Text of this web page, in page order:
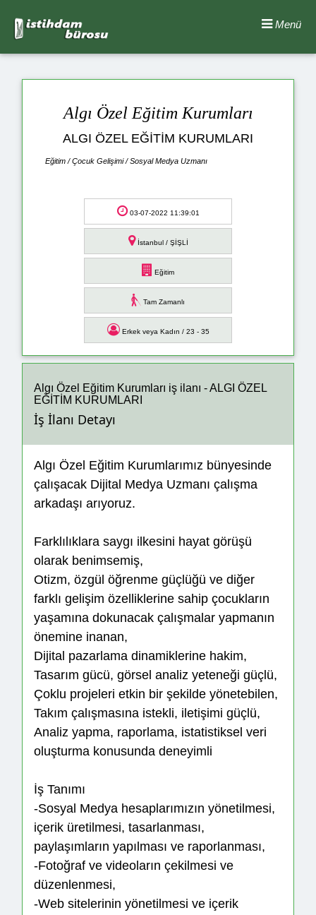
Menü
Algı Özel Eğitim Kurumları
ALGI ÖZEL EĞİTİM KURUMLARI
Eğitim / Çocuk Gelişimi / Sosyal Medya Uzmanı
03-07-2022 11:39:01
İstanbul / ŞİŞLİ
Eğitim
Tam Zamanlı
Erkek veya Kadın / 23 - 35
Algı Özel Eğitim Kurumları iş ilanı - ALGI ÖZEL
EĞİTİM KURUMLARI
İş İlanı Detayı
Algı Özel Eğitim Kurumlarımız bünyesinde
çalışacak Dijital Medya Uzmanı çalışma
arkadaşı arıyoruz.
Farklılıklara saygı ilkesini hayat görüşü
olarak benimsemiş,
Otizm, özgül öğrenme güçlüğü ve diğer
farklı gelişim özelliklerine sahip çocukların
yaşamına dokunacak çalışmalar yapmanın
önemine inanan,
Dijital pazarlama dinamiklerine hakim,
Tasarım gücü, görsel analiz yeteneği güçlü,
Çoklu projeleri etkin bir şekilde yönetebilen,
Takım çalışmasına istekli, iletişimi güçlü,
Analiz yapma, raporlama, istatistiksel veri
oluşturma konusunda deneyimli
İş Tanımı
-Sosyal Medya hesaplarımızın yönetilmesi,
içerik üretilmesi, tasarlanması,
paylaşımların yapılması ve raporlanması,
-Fotoğraf ve videoların çekilmesi ve
düzenlenmesi,
-Web sitelerinin yönetilmesi ve içerik